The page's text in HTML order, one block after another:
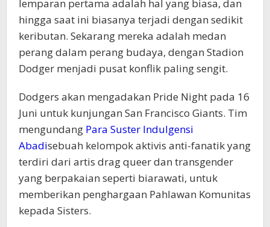
lemparan pertama adalah hal yang biasa, dan
hingga saat ini biasanya terjadi dengan sedikit
keributan. Sekarang mereka adalah medan
perang dalam perang budaya, dengan Stadion
Dodger menjadi pusat konflik paling sengit.
Dodgers akan mengadakan Pride Night pada 16
Juni untuk kunjungan San Francisco Giants. Tim
mengundang Para Suster Indulgensi
Abadisebuah kelompok aktivis anti-fanatik yang
terdiri dari artis drag queer dan transgender
yang berpakaian seperti biarawati, untuk
memberikan penghargaan Pahlawan Komunitas
kepada Sisters.